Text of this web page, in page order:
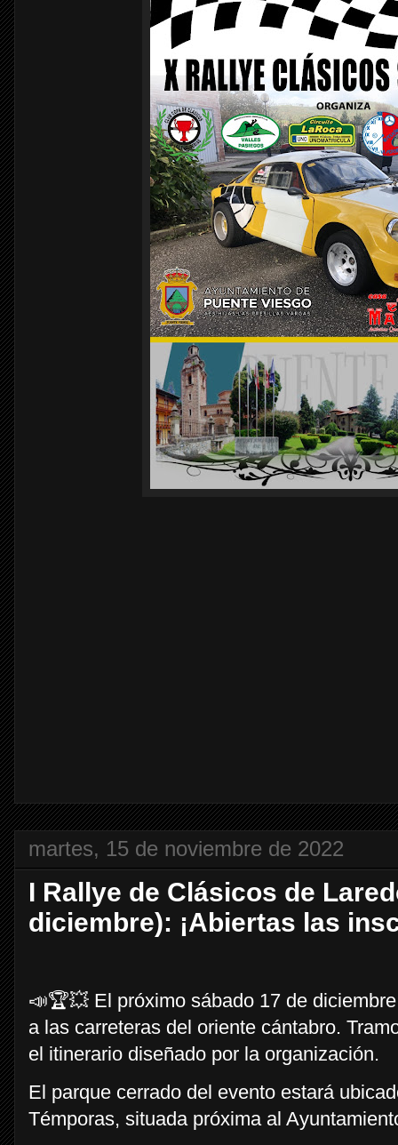
martes, 15 de noviembre de 2022
I Rallye de Clásicos de
diciembre): ¡Abiertas las
📣🏆💥 El próximo sábado 17 de
a las carreteras del oriente cántabro.
el itinerario diseñado por la organización.
El parque cerrado del evento estará
Témporas, situada próxima al